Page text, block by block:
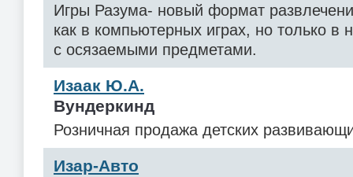
Игры Разума- новый формат
как в компьютерных играх, но только в
с осязаемыми предметами.
Изаак Ю.А.
Вундеркинд
Розничная продажа детских
Изар-Авто